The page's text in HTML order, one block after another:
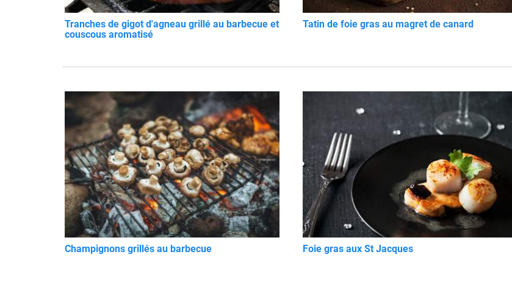
Tranches de gigot d'agneau grillé au barbecue et
couscous aromatisé
Tatin de foie gras au magret de canard
Champignons grillés au barbecue Foie gras aux St Jacques